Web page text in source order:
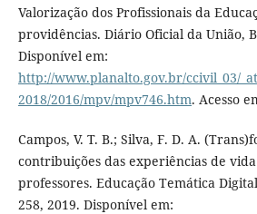
Valorização dos Profissionais da
providências. Diário Oficial da União,
Disponível em:
http://www.planalto.gov.br/ccivil_03/
2018/2016/mpv/mpv746.htm. Acesso
Campos, V. T. B.; Silva, F. D. A.
contribuições das experiências de
professores. Educação Temática
258, 2019. Disponível em: